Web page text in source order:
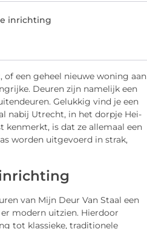
inrichting
een geheel nieuwe woning aan
Deuren zijn namelijk een
Gelukkig vind je een
nabij Utrecht, in het dorpje Hei-
kenmerkt, is dat ze allemaal een
worden uitgevoerd in strak,
van Mijn Deur Van Staal een
modern uitzien. Hierdoor
tot klassieke, traditionele